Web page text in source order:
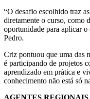
“O desafio escolhido traz
diretamente o curso, como
oportunidade para aplicar o
Pedro.
Criz pontuou que uma das
é participando de projetos
aprendizado em prática e
conhecimento não está só